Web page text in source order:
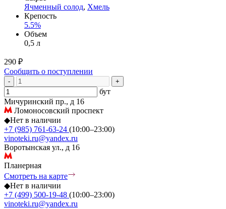
Ячменный солод, Хмель
Крепость
5.5%
Объем
0,5 л
290 ₽
Сообщить о поступлении
- +
бут
Мичуринский пр., д 16
Ломоносовский проспект
◆Нет в наличии
+7 (985) 761-63-24 (10:00–23:00)
vinoteki.ru@yandex.ru
Воротынская ул., д 16
Планерная
Смотреть на карте
◆Нет в наличии
+7 (499) 500-19-48 (10:00–23:00)
vinoteki.ru@yandex.ru